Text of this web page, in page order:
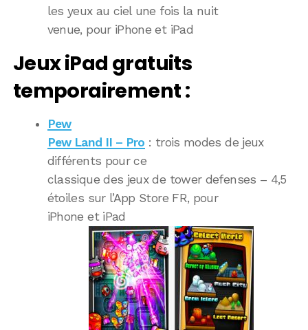
les yeux au ciel une fois la nuit
venue, pour iPhone et iPad
Jeux iPad gratuits
temporairement :
Pew
Pew Land II – Pro : trois modes de jeux
différents pour ce
classique des jeux de tower defenses – 4,5
étoiles sur l’App Store FR, pour
iPhone et iPad